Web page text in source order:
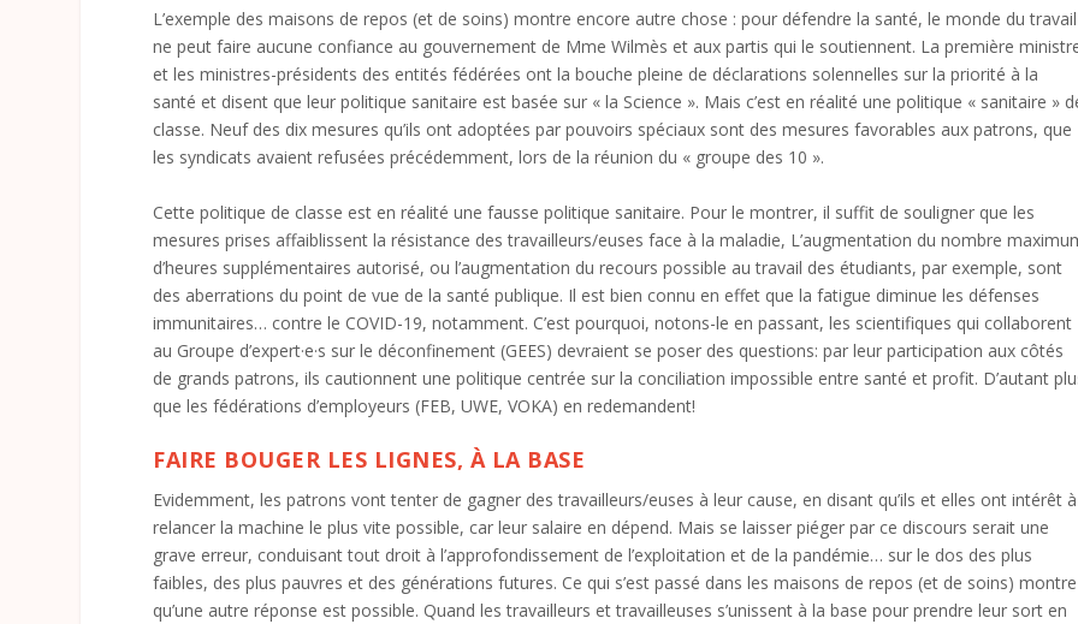
L’exemple des maisons de repos (et de soins) montre encore autre chose : pour défendre la santé, le monde du travail
ne peut faire aucune confiance au gouvernement de Mme Wilmès et aux partis qui le soutiennent. La première
et les ministres-présidents des entités fédérées ont la bouche pleine de déclarations solennelles sur la priorité à la
santé et disent que leur politique sanitaire est basée sur « la Science ». Mais c’est en réalité une politique « sanitaire »
classe. Neuf des dix mesures qu’ils ont adoptées par pouvoirs spéciaux sont des mesures favorables aux patrons, que
les syndicats avaient refusées précédemment, lors de la réunion du « groupe des 10 ».
Cette politique de classe est en réalité une fausse politique sanitaire. Pour le montrer, il suffit de souligner que les
mesures prises affaiblissent la résistance des travailleurs/euses face à la maladie, L’augmentation du nombre
d’heures supplémentaires autorisé, ou l’augmentation du recours possible au travail des étudiants, par exemple, sont
des aberrations du point de vue de la santé publique. Il est bien connu en effet que la fatigue diminue les défenses
immunitaires… contre le COVID-19, notamment. C’est pourquoi, notons-le en passant, les scientifiques qui collaborent
au Groupe d’expert·e·s sur le déconfinement (GEES) devraient se poser des questions: par leur participation aux côtés
de grands patrons, ils cautionnent une politique centrée sur la conciliation impossible entre santé et profit. D’autant
que les fédérations d’employeurs (FEB, UWE, VOKA) en redemandent!
FAIRE BOUGER LES LIGNES, À LA BASE
Evidemment, les patrons vont tenter de gagner des travailleurs/euses à leur cause, en disant qu’ils et elles ont intérêt à
relancer la machine le plus vite possible, car leur salaire en dépend. Mais se laisser piéger par ce discours serait une
grave erreur, conduisant tout droit à l’approfondissement de l’exploitation et de la pandémie… sur le dos des plus
faibles, des plus pauvres et des générations futures. Ce qui s’est passé dans les maisons de repos (et de soins) montre
qu’une autre réponse est possible. Quand les travailleurs et travailleuses s’unissent à la base pour prendre leur sort en